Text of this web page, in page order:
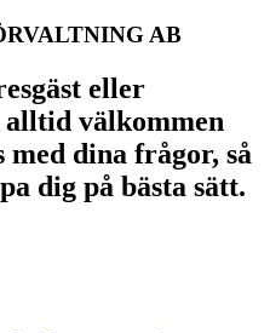
AB
eller
alltid välkommen
dina frågor, så
dig på bästa sätt.